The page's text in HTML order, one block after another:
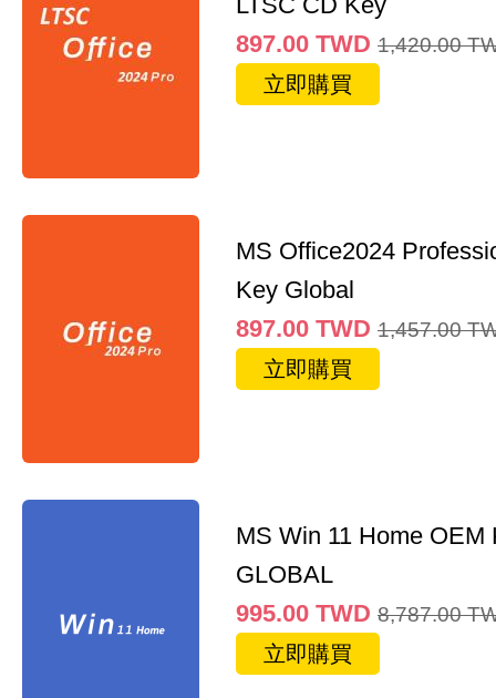
897.00 TWD 1,420.00
立即購買
MS Office2024
Key Global
897.00 TWD 1,457.00
立即購買
MS Win 11 Home OEM
GLOBAL
995.00 TWD 8,787.00
立即購買